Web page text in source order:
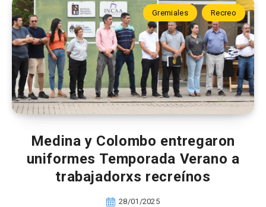
Gremiales Recreo
Medina y Colombo entregaron
uniformes Temporada Verano a
trabajadorxs recreínos
28/01/2025